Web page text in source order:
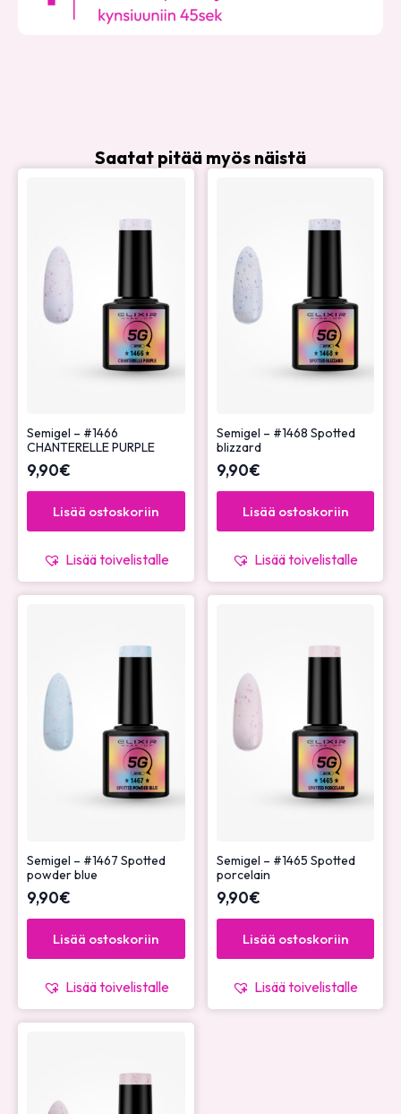
Saatat pitää myös näistä
Semigel – #1466
CHANTERELLE PURPLE
9,90€
Lisää ostoskoriin
Lisää toivelistalle
Semigel – #1468 Spotted
blizzard
9,90€
Lisää ostoskoriin
Lisää toivelistalle
Semigel – #1467 Spotted
powder blue
9,90€
Lisää ostoskoriin
Lisää toivelistalle
Semigel – #1465 Spotted
porcelain
9,90€
Lisää ostoskoriin
Lisää toivelistalle